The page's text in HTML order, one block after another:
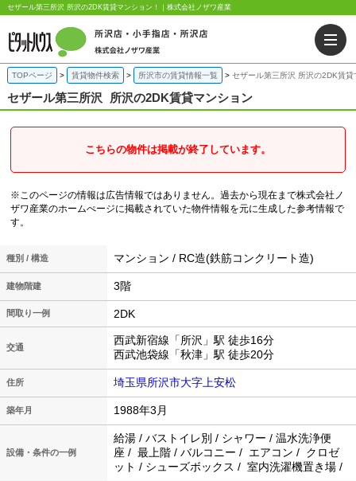
セザール第三所沢 所沢の2DK賃貸マンション！｜株式会社ノザワ産業
TOPページ 賃貸物件検索 所沢市の賃貸情報一覧 セザール第三所沢 所沢の2DK賃貸
セザール第三所沢 所沢の2DK賃貸マンション
こちらの物件は掲載が終了しています。
※このページの情報は広告情報ではありません。過去から現在まで株式会社ノ
ザワ産業のホームぺージに掲載されていた物件情報を元に生成した参考情報で
す。
種別 / 構造 マンション / RC造(鉄筋コンクリート造)
建物階建 3階
間取り一例 2DK
交通
西武新宿線「所沢」駅 徒歩16分
西武池袋線「秋津」駅 徒歩20分
住所 埼玉県所沢市大字上安松
築年月 1988年3月
設備・条件の一例
給湯 / バストイレ別 / シャワー / 温水洗浄便
座 / 最上階 / バルコニー / エアコン / クロゼ
ット / シューズボックス / 室内洗濯機置き場 /